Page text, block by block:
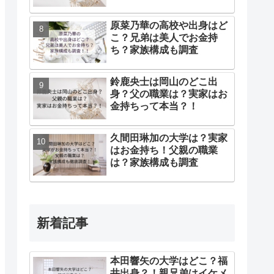
原菜乃華の高校や出身はど
こ？兄弟は美人でお金持
ち？家族構成も調査
鈴鹿央士は岡山のどこ出
身？父の職業は？実家はお
金持ちって本当？！
久間田琳加の大学は？実家
はお金持ち！父親の職業
は？家族構成も調査
新着記事
本田響矢の大学はどこ？福